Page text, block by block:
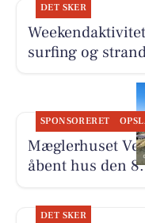
DET SKER
surfing og
SPONSORERET
Mæglerhuset
åbent hus den
DET SKER